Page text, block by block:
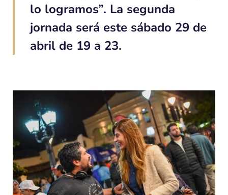
lo logramos”. La segunda
jornada será este sábado 29 de
abril de 19 a 23.